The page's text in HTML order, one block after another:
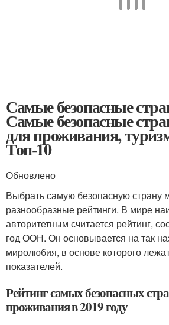
Самые безопасные
Самые безопасные
для проживания,
Топ-10
Обновлено
Выбрать самую безопасную страну
разнообразные рейтинги. В мире
авторитетным считается рейтинг,
год ООН. Он основывается на так
миролюбия, в основе которого
показателей.
Рейтинг самых безопасных
проживания в 2019 году